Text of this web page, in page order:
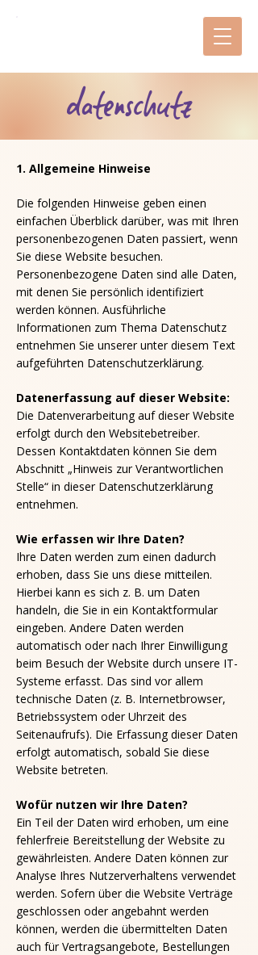
datenschutz
1. Allgemeine Hinweise
Die folgenden Hinweise geben einen
einfachen Überblick darüber, was mit Ihren
personenbezogenen Daten passiert, wenn
Sie diese Website besuchen.
Personenbezogene Daten sind alle Daten,
mit denen Sie persönlich identifiziert
werden können. Ausführliche
Informationen zum Thema Datenschutz
entnehmen Sie unserer unter diesem Text
aufgeführten Datenschutzerklärung.
Datenerfassung auf dieser Website:
Die Datenverarbeitung auf dieser Website
erfolgt durch den Websitebetreiber.
Dessen Kontaktdaten können Sie dem
Abschnitt „Hinweis zur Verantwortlichen
Stelle“ in dieser Datenschutzerklärung
entnehmen.
Wie erfassen wir Ihre Daten?
Ihre Daten werden zum einen dadurch
erhoben, dass Sie uns diese mitteilen.
Hierbei kann es sich z. B. um Daten
handeln, die Sie in ein Kontaktformular
eingeben. Andere Daten werden
automatisch oder nach Ihrer Einwilligung
beim Besuch der Website durch unsere IT-
Systeme erfasst. Das sind vor allem
technische Daten (z. B. Internetbrowser,
Betriebssystem oder Uhrzeit des
Seitenaufrufs). Die Erfassung dieser Daten
erfolgt automatisch, sobald Sie diese
Website betreten.
Wofür nutzen wir Ihre Daten?
Ein Teil der Daten wird erhoben, um eine
fehlerfreie Bereitstellung der Website zu
gewährleisten. Andere Daten können zur
Analyse Ihres Nutzerverhaltens verwendet
werden. Sofern über die Website Verträge
geschlossen oder angebahnt werden
können, werden die übermittelten Daten
auch für Vertragsangebote, Bestellungen